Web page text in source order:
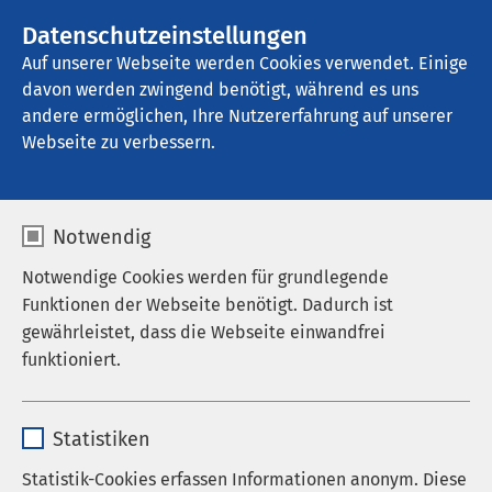
Datenschutzeinstellungen
Auf unserer Webseite werden Cookies verwendet. Einige
davon werden zwingend benötigt, während es uns
andere ermöglichen, Ihre Nutzererfahrung auf unserer
Webseite zu verbessern.
Notwendig
Notwendige Cookies werden für grundlegende
Funktionen der Webseite benötigt. Dadurch ist
gewährleistet, dass die Webseite einwandfrei
funktioniert.
Anbieter sgalinski
Statistiken
Statistik-Cookies erfassen Informationen anonym. Diese